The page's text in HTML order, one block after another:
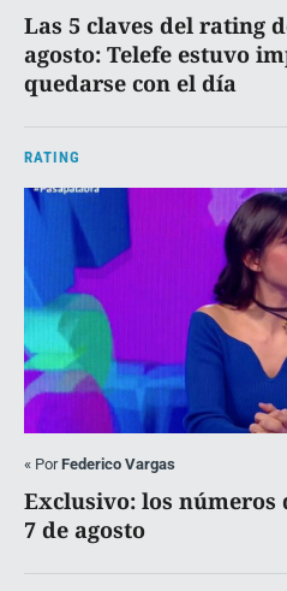
Las 5 claves del rating
agosto: Telefe estuvo
quedarse con el día
RATING
« PorFederico Vargas
Exclusivo: los números
7 de agosto